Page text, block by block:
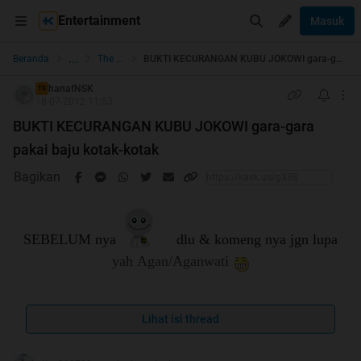
Entertainment Masuk
Beranda ... The Lounge
TS
hanafNSK
BUKTI KECURANGAN KUBU JOKOWI gara-gara
pakai baju kotak-kotak
Bagikan
SEBELUM nya
dlu & komeng nya jgn lupa
yah Agan/Aganwati
DI BACA DULU BARU DI KOMENG
Lihat isi thread